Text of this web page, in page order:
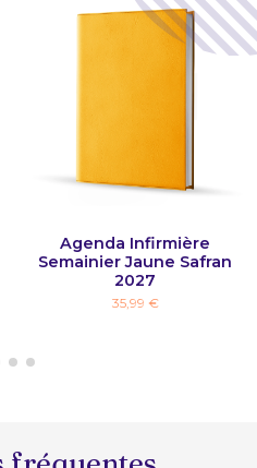
Agenda Infirmière
Semainier Jaune Safran
2027
35,99 €